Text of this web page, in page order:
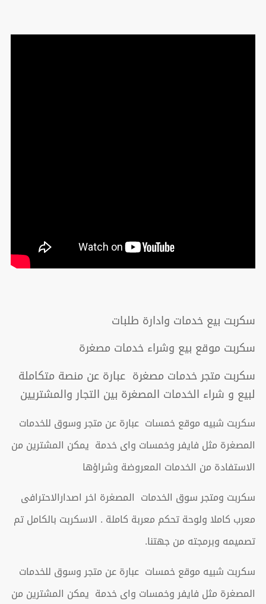
سكربت بيع خدمات وادارة طلبات
سكربت موقع بيع وشراء خدمات مصغرة
سكربت متجر خدمات مصغرة عبارة عن منصة متكاملة
لبيع و شراء الخدمات المصغرة بين التجار والمشتريين
سكربت شبيه موقع خمسات عبارة عن متجر وسوق للخدمات
المصغرة مثل فايفر وخمسات واى خدمة يمكن المشترين من
الاستفادة من الخدمات المعروضة وشراؤها
سكربت ومتجر سوق الخدمات المصغرة اخر اصدارالاحترافى
معرب كاملا ولوحة تحكم معربة كاملة . الاسكربت بالكامل تم
تصميمه وبرمجته من جهتنا.
سكربت شبيه موقع خمسات عبارة عن متجر وسوق للخدمات
المصغرة مثل فايفر وخمسات واى خدمة يمكن المشترين من